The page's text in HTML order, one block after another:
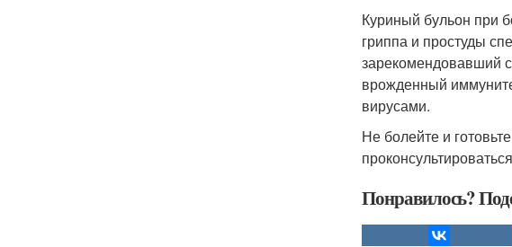
Куриный бульон при
гриппа и простуды
зарекомендовавший
врожденный
вирусами.
Не болейте и
Понравилось?